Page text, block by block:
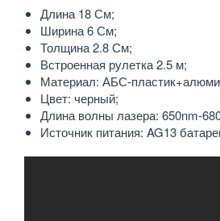
Длина 18 См;
Ширина 6 См;
Толщина 2.8 См;
Встроенная рулетка 2.5 м;
Материал: АБС-
Цвет: черный;
Длина волны лазера: 650nm-
Источник питания: AG13